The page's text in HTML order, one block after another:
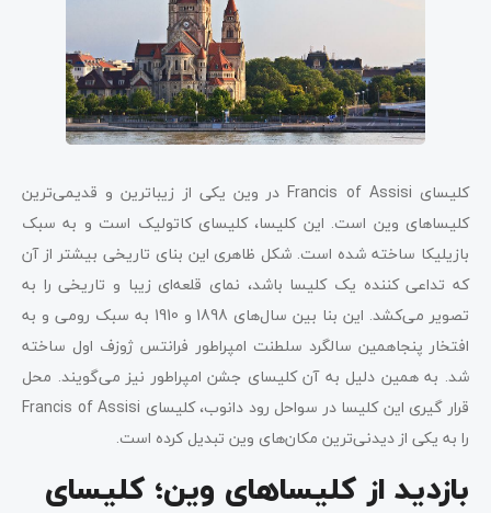
کلیسای Francis of Assisi در وین یکی از زیباترین و قدیمی‌ترین
کلیساهای وین است. این کلیسا، کلیسای کاتولیک است و به سبک
بازیلیکا ساخته ‌شده است. شکل ظاهری این بنای تاریخی بیشتر از آن
که تداعی کننده یک کلیسا باشد، نمای قلعه‌ای زیبا و تاریخی را به
تصویر می‌کشد. این بنا بین سال‌های 1898 و 1910 به سبک رومی و به
افتخار پنجاهمین سالگرد سلطنت امپراطور فرانتس ژوزف اول ساخته
شد. به همین دلیل به آن کلیسای جشن امپراطور نیز می‌گویند. محل
قرار گیری این کلیسا در سواحل رود دانوب، کلیسای Francis of Assisi
را به یکی از دیدنی‌ترین مکان‌های وین تبدیل کرده است.
بازدید از کلیساهای وین؛ کلیسای